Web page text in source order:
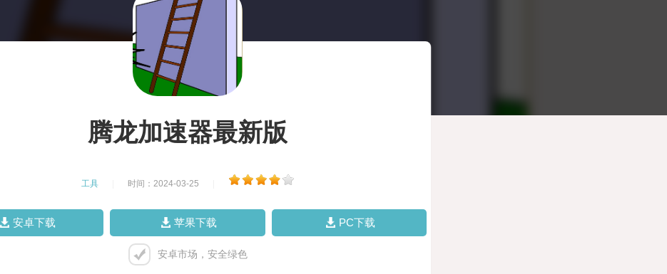
腾龙加速器最新版
工具 时间：2024-03-25
安卓下载 苹果下载 PC下载
安卓市场，安全绿色